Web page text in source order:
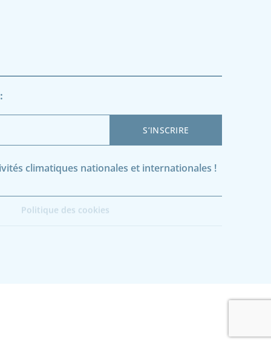
climatiques nationales et internationales !
Politique des cookies